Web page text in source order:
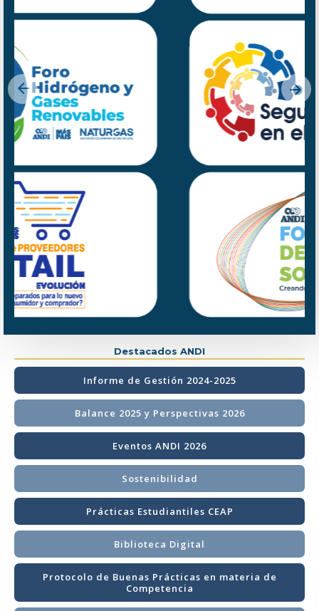
Previous Next
Destacados ANDI
Informe de Gestión 2024-2025
Balance 2025 y Perspectivas 2026
Eventos ANDI 2026
Sostenibilidad
Prácticas Estudiantiles CEAP
Biblioteca Digital
Protocolo de Buenas Prácticas en materia de
Competencia